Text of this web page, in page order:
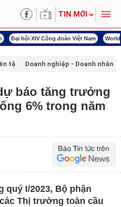
TIN MỚI
Đại hội XIV Công đoàn Việt Nam
tệ Doanh nghiệp - Doanh nhân
báo tăng trưởng
6% trong năm
quý I/2023, Bộ phận
Thị trường toàn cầu